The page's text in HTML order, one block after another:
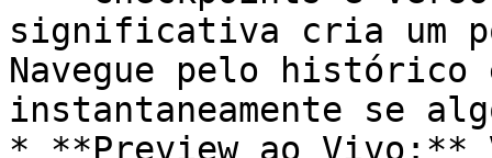
significativa cria um
Navegue pelo
instantaneamente se
* **Preview ao Vivo:**